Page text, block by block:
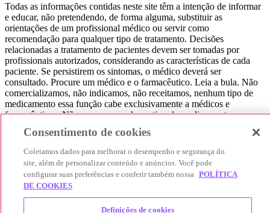
Todas as informações contidas neste site têm a intenção de informar
e educar, não pretendendo, de forma alguma, substituir as
orientações de um profissional médico ou servir como
recomendação para qualquer tipo de tratamento. Decisões
relacionadas a tratamento de pacientes devem ser tomadas por
profissionais autorizados, considerando as características de cada
paciente. Se persistirem os sintomas, o médico deverá ser
consultado. Procure um médico e o farmacêutico. Leia a bula. Não
comercializamos, não indicamos, não receitamos, nenhum tipo de
medicamento essa função cabe exclusivamente a médicos e
farmacêuticos. Não consuma qualquer tipo de medicamento sem
consultar seu médico. Não somos uma loja ou marketplace, ou seja,
não realizamos a venda de medicamentos, apenas contribuímos para
que você encontre o preço mais barato, comparando os preços de
produtos farmacêuticos. Contribuímos e damos auxílio para que sua
experiência seja bem-sucedida, mas a finalização da compra
acontece nos sites das nossas lojas parceiras.
© 2025 Afya Participações S.A. - todos os direitos reservados.
Alameda Lorena, 269 - Jardim Paulista - São Paulo / SP - CEP.:
Consentimento de cookies
Coletamos dados para melhorar o desempenho e segurança do
site, além de personalizar conteúdo e anúncios. Você pode
configurar suas preferências e conferir também nossa POLÍTICA
DE COOKIES
Definições de cookies